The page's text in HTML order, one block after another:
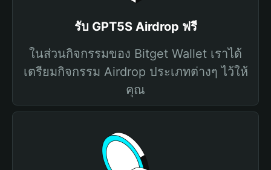
รับ GPT5S Airdrop ฟรี
ในส่วนกิจกรรมของ Bitget Wallet เราได้
เตรียมกิจกรรม Airdrop ประเภทต่างๆ ไว้ให้
คุณ